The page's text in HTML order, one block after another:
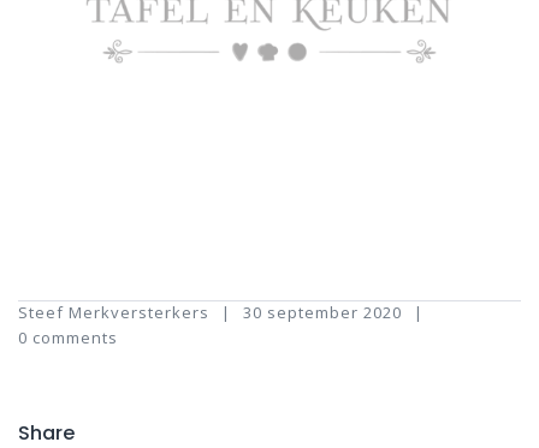
Steef Merkversterkers
30 september 2020
0 comments
Share